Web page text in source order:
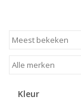
Kleur